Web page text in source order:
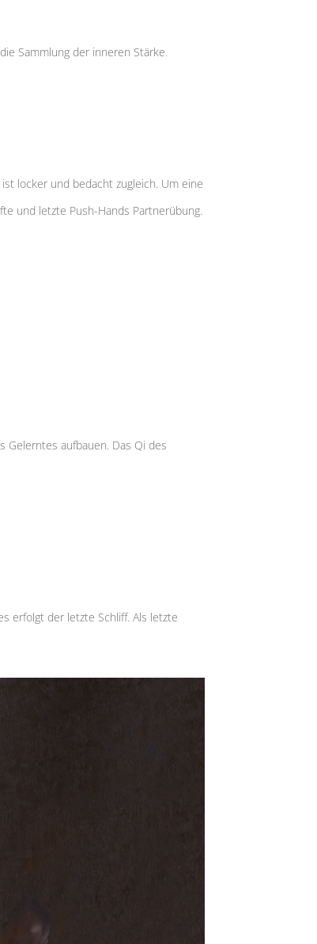
Sammlung der inneren Stärke.
locker und bedacht zugleich. Um eine
und letzte Push-Hands Partnerübung.
Gelerntes aufbauen. Das Qi des
erfolgt der letzte Schliff. Als letzte